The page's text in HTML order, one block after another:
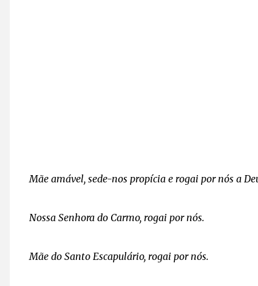
Mãe amável, sede-nos propícia e rogai por nós a
Nossa Senhora do Carmo, rogai por nós.
Mãe do Santo Escapulário, rogai por nós.